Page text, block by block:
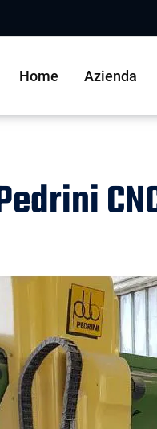
Home Azienda